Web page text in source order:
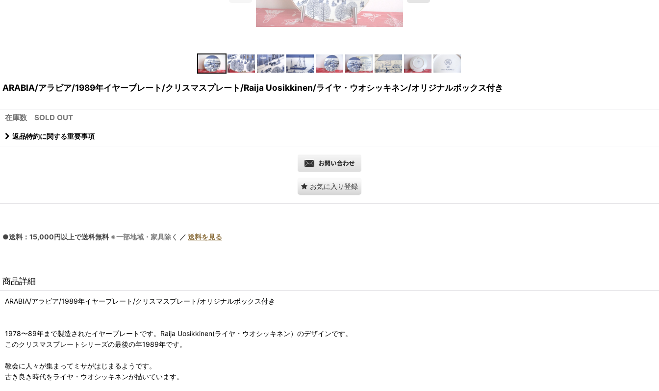
ARABIA/アラビア/1989年イヤープレート/クリスマスプレート/Raija Uosikkinen/ライヤ・ウオシッキネン/オリジナルボックス付き
在庫数 SOLD OUT
返品特約に関する重要事項
お気に入り登録
●送料：15,000円以上で送料無料 ※一部地域・家具除く ／ 送料を見る
商品詳細
ARABIA/アラビア/1989年イヤープレート/クリスマスプレート/オリジナルボックス付き
1978〜89年まで製造されたイヤープレートです。Raija Uosikkinen(ライヤ・ウオシッキネン）のデザインです。
このクリスマスプレートシリーズの最後の年1989年です。
教会に人々が集まってミサがはじまるようです。
古き良き時代をライヤ・ウオシッキネンが描いています。